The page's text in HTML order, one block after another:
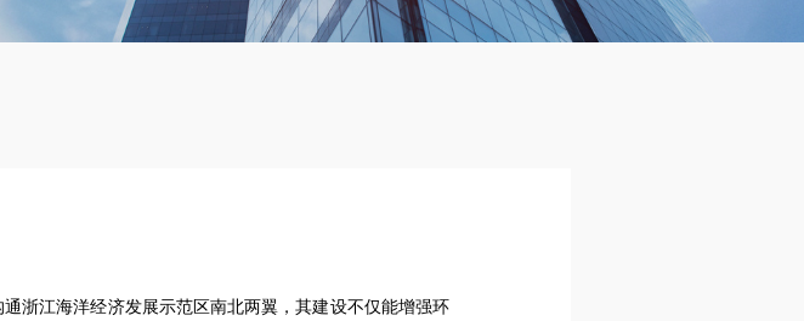
浙江海洋经济发展示范区南北两翼，其建设不仅能增强环